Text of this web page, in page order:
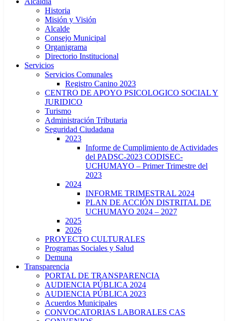
Historia
Misión y Visión
Alcalde
Consejo Municipal
Organigrama
Directorio Institucional
Servicios
Servicios Comunales
Registro Canino 2023
CENTRO DE APOYO PSICOLOGICO SOCIAL Y
JURIDICO
Turismo
Administración Tributaria
Seguridad Ciudadana
2023
Informe de Cumplimiento de Actividades
del PADSC-2023 CODISEC-
UCHUMAYO – Primer Trimestre del
2023
2024
INFORME TRIMESTRAL 2024
PLAN DE ACCIÓN DISTRITAL DE
UCHUMAYO 2024 – 2027
2025
2026
PROYECTO CULTURALES
Programas Sociales y Salud
Demuna
Transparencia
PORTAL DE TRANSPARENCIA
AUDIENCIA PÚBLICA 2024
AUDIENCIA PÚBLICA 2023
Acuerdos Municipales
CONVOCATORIAS LABORALES CAS